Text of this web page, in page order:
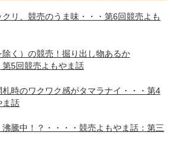
クリ、競売のうま味・・・第6回競売よも
く）の競売！掘り出し物あるか
第5回競売よもやま話
時のワクワク感がタマラナイ・・・第4
ま話
騰中！？・・・・競売よもやま話：第三